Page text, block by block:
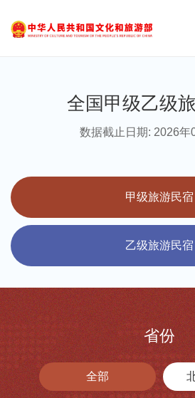
全国甲级乙级
数据截止日期: 2026年
甲级旅游民宿
乙级旅游民宿
省份
全部